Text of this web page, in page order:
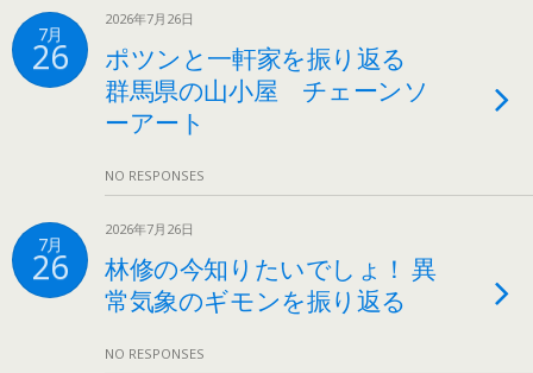
7月
26
2026年7月26日
ポツンと一軒家を振り返る
群馬県の山小屋 チェーンソ
ーアート
NO RESPONSES
7月
26
2026年7月26日
林修の今知りたいでしょ！ 異
常気象のギモンを振り返る
NO RESPONSES